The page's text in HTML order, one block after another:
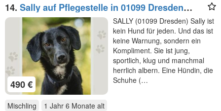
14. Sally auf Pflegestelle in 01099 Dresden
sucht ihr Für-immer-Zuhause
490 €
SALLY (01099 Dresden) Sally ist
kein Hund für jeden. Und das ist
keine Warnung, sondern ein
Kompliment. Sie ist jung,
sportlich, klug und manchmal
herrlich albern. Eine Hündin, die
Schuhe (…
Mischling 1 Jahr 6 Monate alt